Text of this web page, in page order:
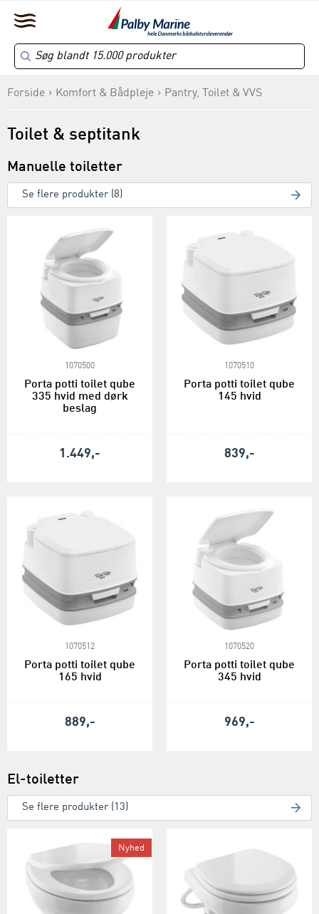
Forside Komfort & Bådpleje Pantry, Toilet & VVS
Toilet & septitank
Manuelle toiletter
Se flere produkter (8)
1070500
Porta potti toilet qube
335 hvid med dørk
beslag
1.449,-
1070510
Porta potti toilet qube
145 hvid
839,-
1070512
Porta potti toilet qube
165 hvid
889,-
1070520
Porta potti toilet qube
345 hvid
969,-
El-toiletter
Se flere produkter (13)
Nyhed